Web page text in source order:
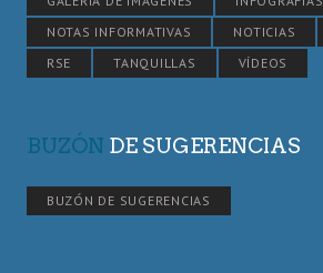
NOTAS INFORMATIVAS
NOTICIAS
RSE
TANQUILLAS VÍDEOS
BUZÓN DE SUGERENCIAS
BUZÓN DE SUGERENCIAS